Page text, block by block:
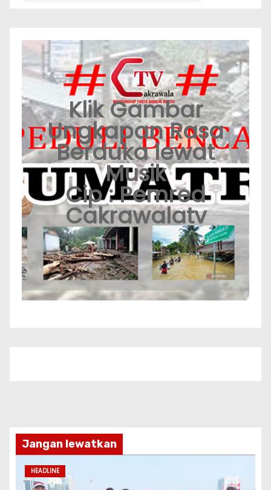
Klik Gambar
Ungkapan Rasa
Berduka lewat
Musik
Cip : Pemred
Cakrawalatv
Jangan lewatkan
HEADLINE